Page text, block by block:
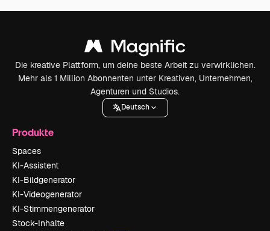
Die kreative Plattform, um deine beste Arbeit zu verwirklichen.
Mehr als 1 Million Abonnenten unter Kreativen, Unternehmen,
Agenturen und Studios.
Deutsch
Produkte
Spaces
KI-Assistent
KI-Bildgenerator
KI-Videogenerator
KI-Stimmengenerator
Stock-Inhalte